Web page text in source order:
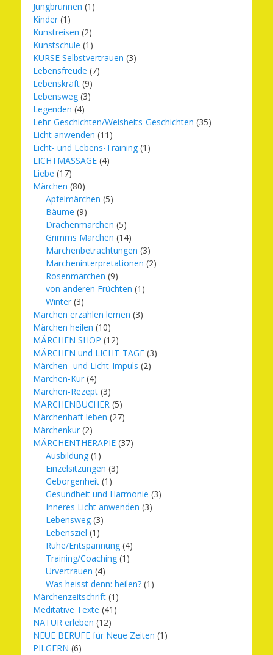
Jungbrunnen (1)
Kinder (1)
Kunstreisen (2)
Kunstschule (1)
KURSE Selbstvertrauen (3)
Lebensfreude (7)
Lebenskraft (9)
Lebensweg (3)
Legenden (4)
Lehr-Geschichten/Weisheits-Geschichten (35)
Licht anwenden (11)
Licht- und Lebens-Training (1)
LICHTMASSAGE (4)
Liebe (17)
Märchen (80)
Apfelmärchen (5)
Bäume (9)
Drachenmärchen (5)
Grimms Märchen (14)
Märchenbetrachtungen (3)
Märcheninterpretationen (2)
Rosenmärchen (9)
von anderen Früchten (1)
Winter (3)
Märchen erzählen lernen (3)
Märchen heilen (10)
MÄRCHEN SHOP (12)
MÄRCHEN und LICHT-TAGE (3)
Märchen- und Licht-Impuls (2)
Märchen-Kur (4)
Märchen-Rezept (3)
MÄRCHENBÜCHER (5)
Märchenhaft leben (27)
Märchenkur (2)
MÄRCHENTHERAPIE (37)
Ausbildung (1)
Einzelsitzungen (3)
Geborgenheit (1)
Gesundheit und Harmonie (3)
Inneres Licht anwenden (3)
Lebensweg (3)
Lebensziel (1)
Ruhe/Entspannung (4)
Training/Coaching (1)
Urvertrauen (4)
Was heisst denn: heilen? (1)
Märchenzeitschrift (1)
Meditative Texte (41)
NATUR erleben (12)
NEUE BERUFE für Neue Zeiten (1)
PILGERN (6)